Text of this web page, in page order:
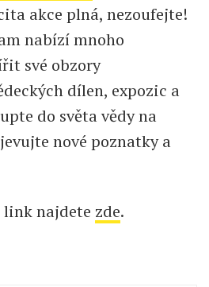
akce plná, nezoufejte!
nabízí mnoho
své obzory
dílen, expozic a
do světa vědy na
nové poznatky a
link najdete zde.